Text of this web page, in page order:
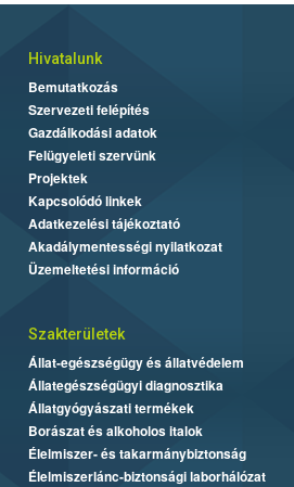
Hivatalunk
Bemutatkozás
Szervezeti felépítés
Gazdálkodási adatok
Felügyeleti szervünk
Projektek
Kapcsolódó linkek
Adatkezelési tájékoztató
Akadálymentességi nyilatkozat
Üzemeltetési információ
Szakterületek
Állat-egészségügy és állatvédelem
Állategészségügyi diagnosztika
Állatgyógyászati termékek
Borászat és alkoholos italok
Élelmiszer- és takarmánybiztonság
Élelmiszerlánc-biztonsági laborhálózat